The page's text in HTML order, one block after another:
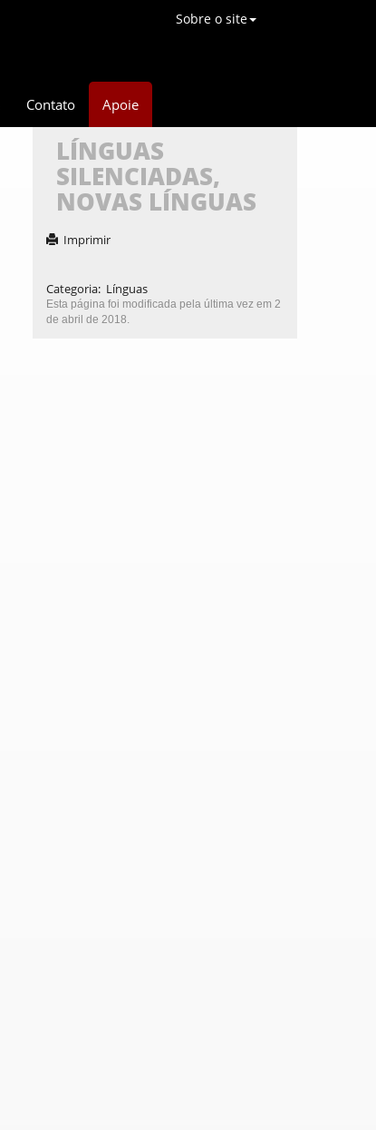
Sobre o site
Contato Apoie
LÍNGUAS
SILENCIADAS,
NOVAS LÍNGUAS
Imprimir
Categoria: Línguas
Esta página foi modificada pela última vez em 2
de abril de 2018.